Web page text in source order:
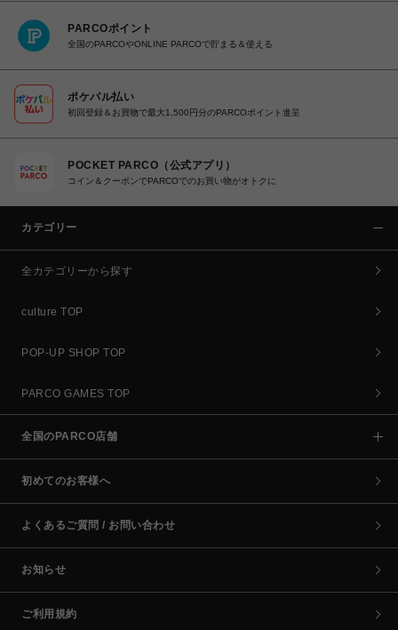
PARCOポイント
全国のPARCOやONLINE PARCOで貯まる＆使える
ポケパル払い
初回登録＆お買物で最大1,500円分のPARCOポイント進呈
POCKET PARCO（公式アプリ）
コイン＆クーポンでPARCOでのお買い物がオトクに
カテゴリー
全カテゴリーから探す
culture TOP
POP-UP SHOP TOP
PARCO GAMES TOP
全国のPARCO店舗
初めてのお客様へ
よくあるご質問 / お問い合わせ
お知らせ
ご利用規約